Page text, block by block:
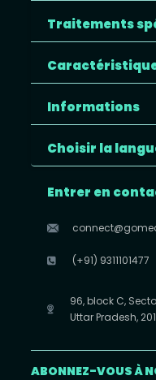
Traitements
Informations
Choisir la
Entrer en
(+91) 9311101477
96, block C,
Uttar Pradesh,
ABONNEZ-VOUS À